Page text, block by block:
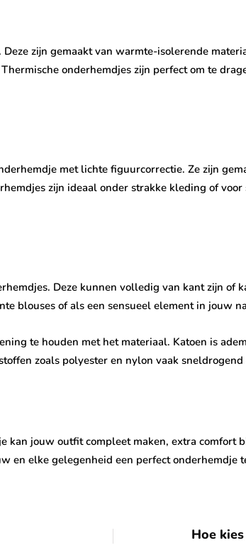
zijn gemaakt van warmte-isolerende
onderhemdjes zijn perfect om te
met lichte figuurcorrectie. Ze zijn
zijn ideaal onder strakke kleding of
Deze kunnen volledig van kant zijn of
blouses of als een sensueel element in jouw
te houden met het materiaal. Katoen is
zoals polyester en nylon vaak
kan jouw outfit compleet maken, extra comfort
en elke gelegenheid een perfect onderhemdje
Hoe